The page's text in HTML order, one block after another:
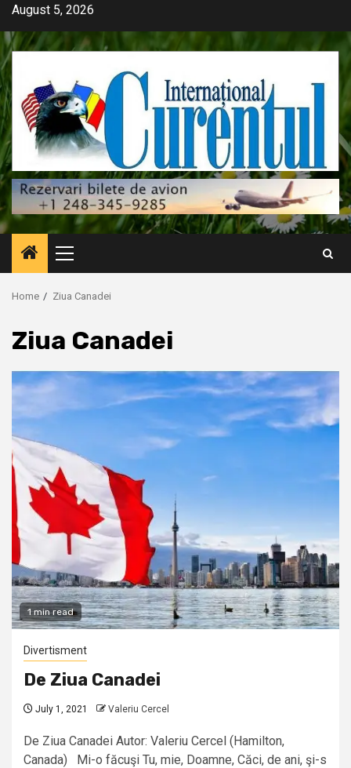
Skip
content
August 5, 2026
Primary
Menu
Home Ziua Canadei
Ziua Canadei
1 min read
Divertisment
De Ziua Canadei
July 1, 2021 Valeriu Cercel
De Ziua Canadei Autor: Valeriu Cercel (Hamilton,
Canada) Mi-o făcuşi Tu, mie, Doamne, Căci, de ani, şi-s